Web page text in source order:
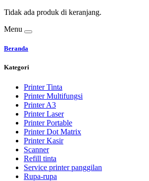
Tidak ada produk di keranjang.
Menu
Beranda
Kategori
Printer Tinta
Printer Multifungsi
Printer A3
Printer Laser
Printer Portable
Printer Dot Matrix
Printer Kasir
Scanner
Refill tinta
Service printer panggilan
Rupa-rupa